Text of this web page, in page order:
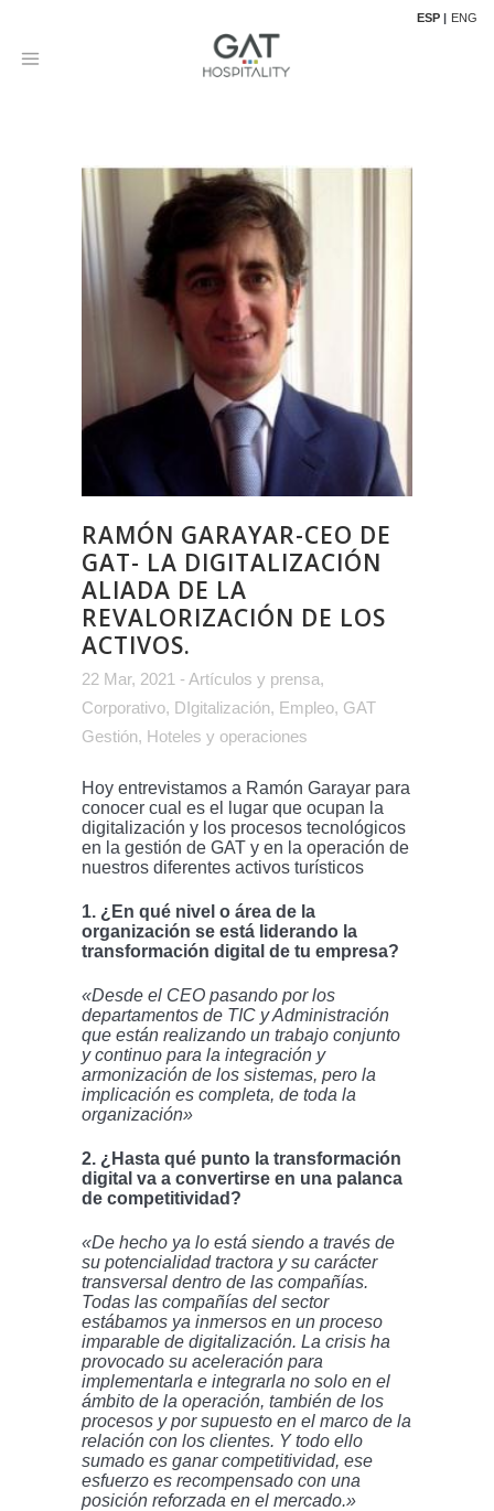
ESP ENG
RAMÓN GARAYAR-CEO DE
GAT- LA DIGITALIZACIÓN
ALIADA DE LA
REVALORIZACIÓN DE LOS
ACTIVOS.
22 Mar, 2021 - Artículos y prensa,
Corporativo, DIgitalización, Empleo, GAT
Gestión, Hoteles y operaciones
Hoy entrevistamos a Ramón Garayar para
conocer cual es el lugar que ocupan la
digitalización y los procesos tecnológicos
en la gestión de GAT y en la operación de
nuestros diferentes activos turísticos
1. ¿En qué nivel o área de la
organización se está liderando la
transformación digital de tu empresa?
«Desde el CEO pasando por los
departamentos de TIC y Administración
que están realizando un trabajo conjunto
y continuo para la integración y
armonización de los sistemas, pero la
implicación es completa, de toda la
organización»
2. ¿Hasta qué punto la transformación
digital va a convertirse en una palanca
de competitividad?
«De hecho ya lo está siendo a través de
su potencialidad tractora y su carácter
transversal dentro de las compañías.
Todas las compañías del sector
estábamos ya inmersos en un proceso
imparable de digitalización. La crisis ha
provocado su aceleración para
implementarla e integrarla no solo en el
ámbito de la operación, también de los
procesos y por supuesto en el marco de la
relación con los clientes. Y todo ello
sumado es ganar competitividad, ese
esfuerzo es recompensado con una
posición reforzada en el mercado.»